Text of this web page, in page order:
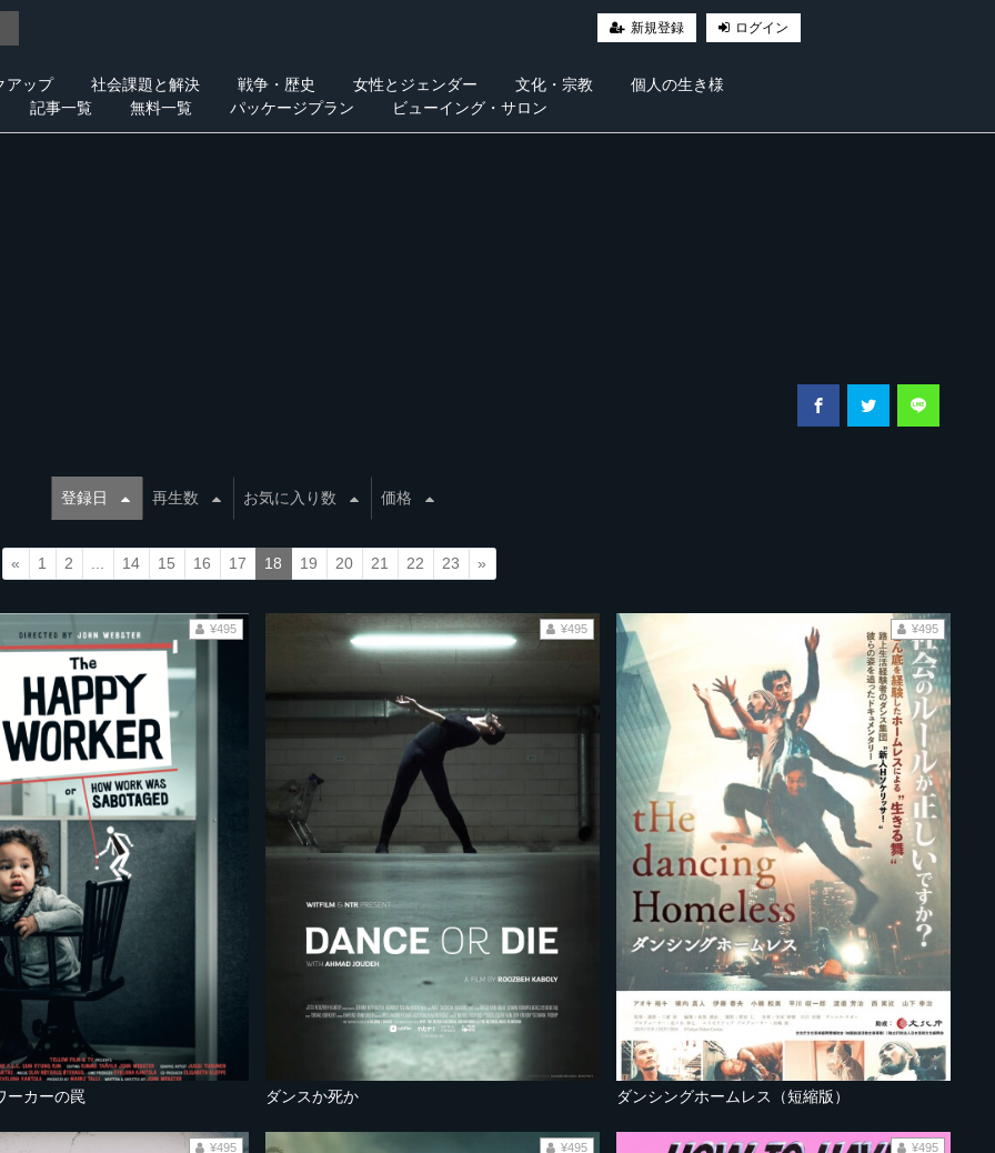
新規登録 ログイン
アップ 社会課題と解決 戦争・歴史 女性とジェンダー 文化・宗教
個人の生き様
記事一覧
無料一覧 パッケージプラン ビューイング・サロン
登録日 再生数 お気に入り数 価格
« 1 2 14 15 16 17 18 19 20 21 22 23 »
ーカーの罠
¥495
ダンスか死か
¥495
ダンシングホームレス（短縮版）
¥495
¥495 ¥495 ¥495